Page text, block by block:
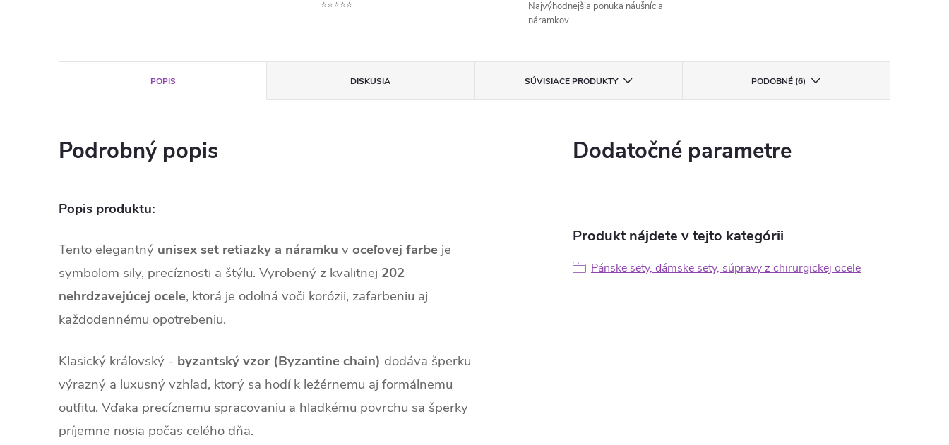
⭐⭐⭐⭐⭐
Najvýhodnejšia ponuka náušníc a
náramkov
POPIS DISKUSIA SÚVISIACE PRODUKTY PODOBNÉ (6)
Podrobný popis
Popis produktu:
Tento elegantný unisex set retiazky a náramku voceľovej farbe je
symbolom sily, precíznosti a štýlu. Vyrobený z kvalitnej 202
nehrdzavejúcej ocele, ktorá je odolná voči korózii, zafarbeniu aj
každodennému opotrebeniu.
Klasický kráľovský - byzantský vzor (Byzantine chain) dodáva šperku
výrazný a luxusný vzhľad, ktorý sa hodí k ležérnemu aj formálnemu
outfitu. Vďaka precíznemu spracovaniu a hladkému povrchu sa šperky
príjemne nosia počas celého dňa.
Dodatočné parametre
Produkt nájdete v tejto kategórii
Pánske sety, dámske sety, súpravy z chirurgickej ocele